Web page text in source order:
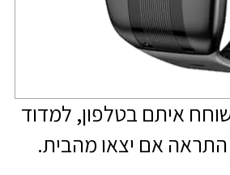
איתם בטלפון, למדוד
אם יצאו מהבית.